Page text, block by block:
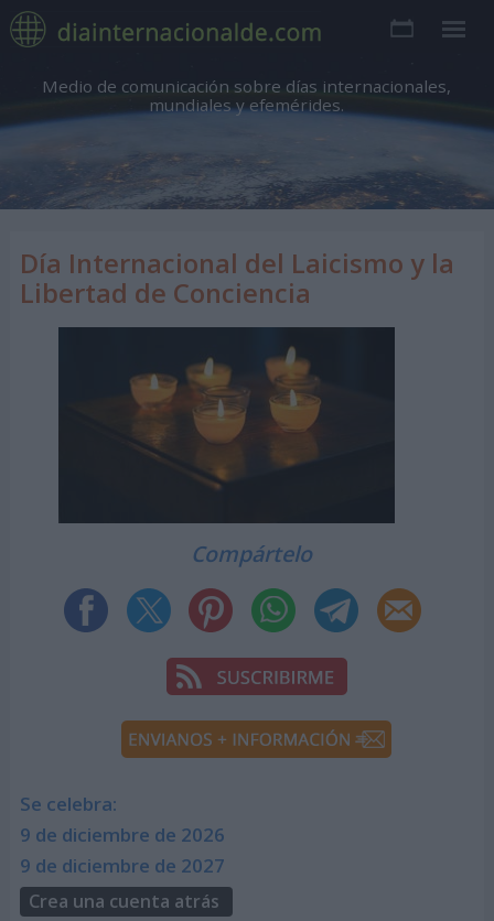
Medio de comunicación sobre días internacionales,
mundiales y efemérides.
Día Internacional del Laicismo y la
Libertad de Conciencia
Compártelo
Se celebra:
9 de diciembre de 2026
9 de diciembre de 2027
Crea una cuenta atrás